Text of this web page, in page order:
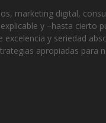
marketing digital,
y –hasta cierto
excelencia y seriedad
apropiadas para